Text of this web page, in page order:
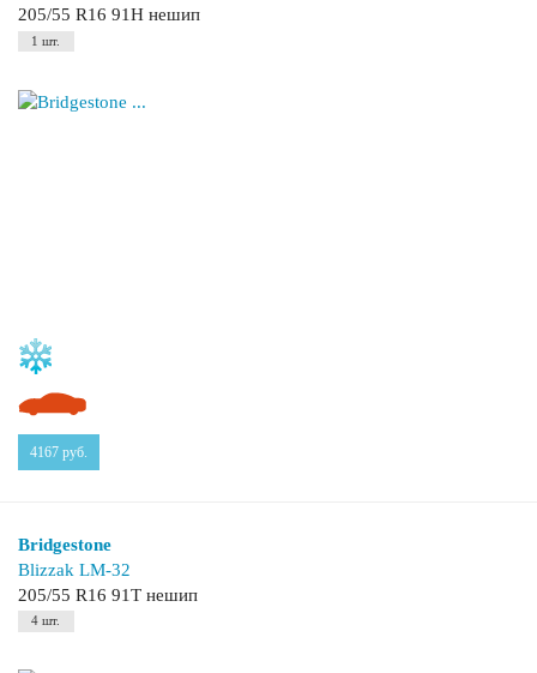
205/55 R16 91H нешип
1 шт.
4167 руб.
Bridgestone
Blizzak LM-32
205/55 R16 91T нешип
4 шт.